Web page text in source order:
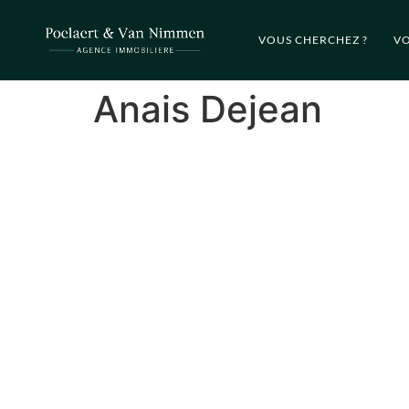
VOUS CHERCHEZ ?
Anais Dejean